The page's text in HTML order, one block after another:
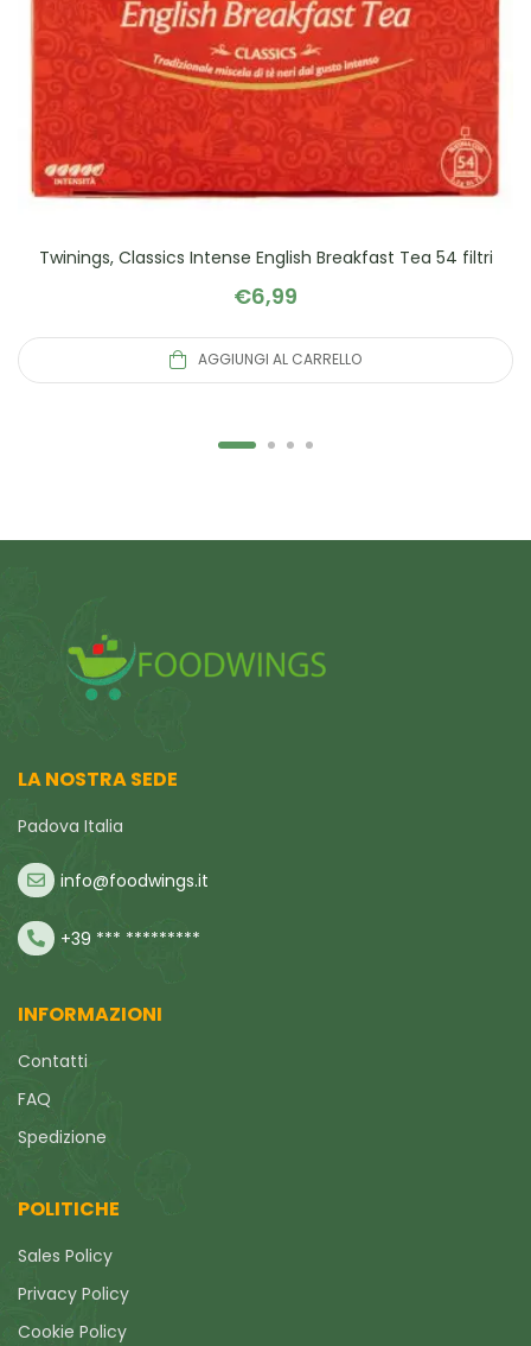
Twinings, Classics Intense English Breakfast Tea 54 filtri
€6,99
AGGIUNGI AL CARRELLO
LA NOSTRA SEDE
Padova Italia
info@foodwings.it
+39 *** *********
INFORMAZIONI
Contatti
FAQ
Spedizione
POLITICHE
Sales Policy
Privacy Policy
Cookie Policy